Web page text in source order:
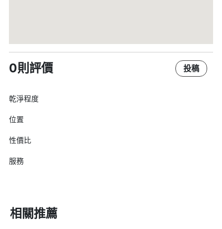
0則評價 投稿
乾淨程度
位置
性價比
服務
相關推薦